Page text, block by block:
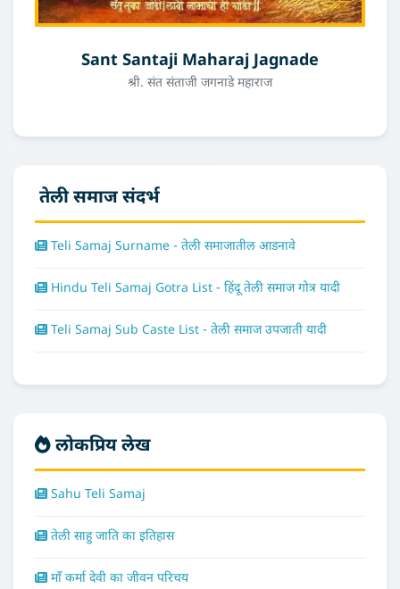
Sant Santaji Maharaj Jagnade
श्री. संत संताजी जगनाडे महाराज
तेली समाज संदर्भ
Teli Samaj Surname - तेली समाजातील आडनावे
Hindu Teli Samaj Gotra List - हिंदू तेली समाज गोत्र यादी
Teli Samaj Sub Caste List - तेली समाज उपजाती यादी
लोकप्रिय लेख
Sahu Teli Samaj
तेली साहु जाति का इतिहास
माँ कर्मा देवी का जीवन परिचय